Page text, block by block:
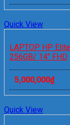
Quick View
LAPTOP HP
256GB/ 14″ FHD
5,000,000₫
Quick View